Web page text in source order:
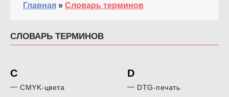
Главная » Словарь терминов
СЛОВАРЬ ТЕРМИНОВ
C
CMYK-цвета
D
DTG-печать